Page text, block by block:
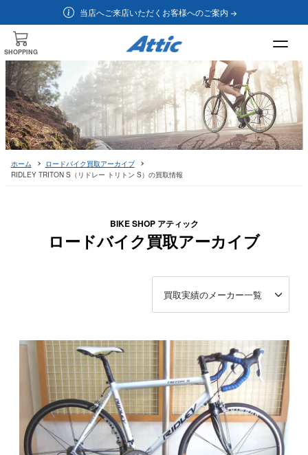
当店へご来店いただくお客様へのご案内
SHOPPING
ホーム
ロードバイク買取アーカイブ
RIDLEY TRITON S（リドレー トリトン S）の買取情報
BIKE SHOP アティック
ロードバイク買取アーカイブ